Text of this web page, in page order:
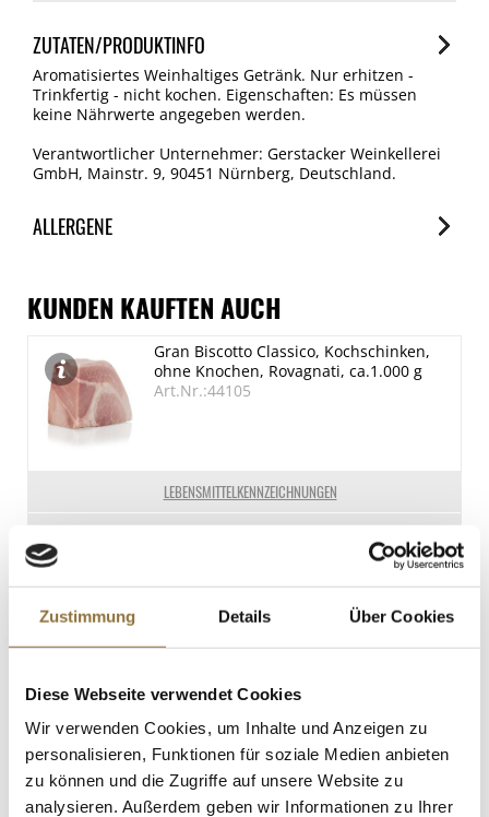
Zustimmung Details Über Cookies
Diese Webseite verwendet Cookies
Wir verwenden Cookies, um Inhalte und Anzeigen zu
personalisieren, Funktionen für soziale Medien anbieten
zu können und die Zugriffe auf unsere Website zu
analysieren. Außerdem geben wir Informationen zu Ihrer
ZUTATEN/PRODUKTINFO
Aromatisiertes Weinhaltiges Getränk. Nur erhitzen -
Trinkfertig - nicht kochen. Eigenschaften: Es müssen
keine Nährwerte angegeben werden.
Verantwortlicher Unternehmer: Gerstacker Weinkellerei
GmbH, Mainstr. 9, 90451 Nürnberg, Deutschland.
ALLERGENE
Spuren / Enthalten
SO2/Sulfite
Enthalten
KUNDEN KAUFTEN AUCH
LEBENSMITTELKENNZEICHNUNGEN
Gran Biscotto Classico, Kochschinken,
ohne Knochen, Rovagnati, ca.1.000 g
Art.Nr.:44105
€ 35,95
LEBENSMITTELKENNZEICHNUNGEN
Art.Nr.:28545